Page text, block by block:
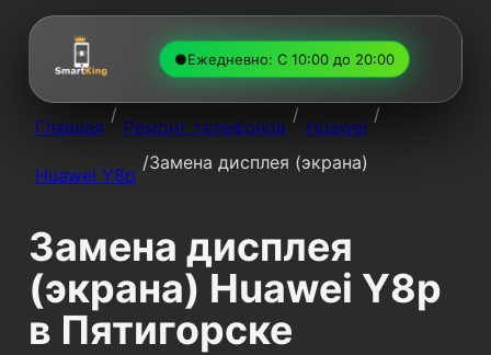
●Ежедневно: С 10:00 до 20:00
Главная
/
Ремонт телефонов
/
Huawei
/
Huawei Y8p
/Замена дисплея (экрана)
Замена дисплея
(экрана) Huawei Y8p
в Пятигорске